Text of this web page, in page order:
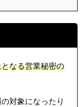
なる営業秘密の
対象になったり